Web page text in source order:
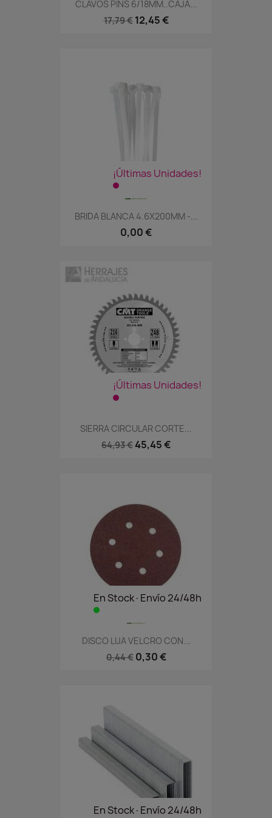
CLAVOS PINS 6/18MM..CAJA...
17,79 € 12,45 €
¡Últimas Unidades!
BRIDA BLANCA 4.6X200MM -...
0,00 €
¡Últimas Unidades!
SIERRA CIRCULAR CORTE...
64,93 € 45,45 €
En Stock·Envío 24/48h
DISCO LIJA VELCRO CON...
0,44 € 0,30 €
En Stock·Envío 24/48h